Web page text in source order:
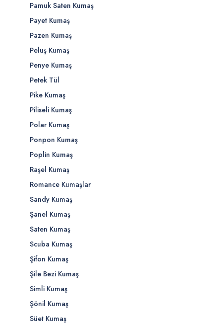
Pamuk Saten Kumaş
Payet Kumaş
Pazen Kumaş
Peluş Kumaş
Penye Kumaş
Petek Tül
Pike Kumaş
Piliseli Kumaş
Polar Kumaş
Ponpon Kumaş
Poplin Kumaş
Raşel Kumaş
Romance Kumaşlar
Sandy Kumaş
Şanel Kumaş
Saten Kumaş
Scuba Kumaş
Şifon Kumaş
Şile Bezi Kumaş
Simli Kumaş
Şönil Kumaş
Süet Kumaş